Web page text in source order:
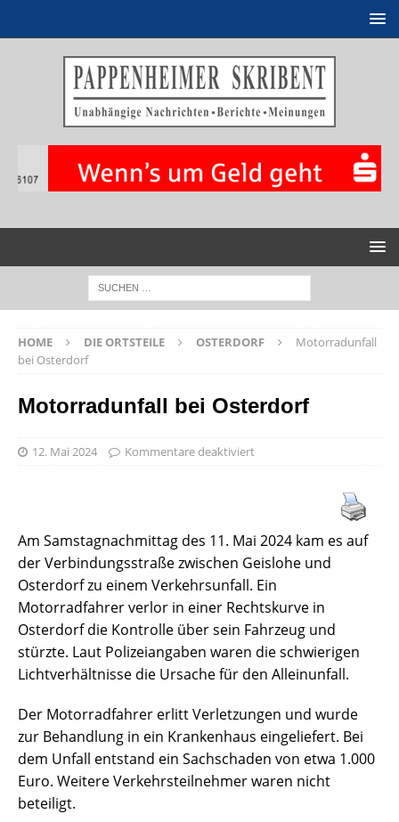
HOME DIE ORTSTEILE OSTERDORF
Motorradunfall
bei Osterdorf
Motorradunfall bei Osterdorf
12. Mai 2024 Kommentare deaktiviert
Am Samstagnachmittag des 11. Mai 2024 kam es auf
der Verbindungsstraße zwischen Geislohe und
Osterdorf zu einem Verkehrsunfall. Ein
Motorradfahrer verlor in einer Rechtskurve in
Osterdorf die Kontrolle über sein Fahrzeug und
stürzte. Laut Polizeiangaben waren die schwierigen
Lichtverhältnisse die Ursache für den Alleinunfall.
Der Motorradfahrer erlitt Verletzungen und wurde
zur Behandlung in ein Krankenhaus eingeliefert. Bei
dem Unfall entstand ein Sachschaden von etwa 1.000
Euro. Weitere Verkehrsteilnehmer waren nicht
beteiligt.